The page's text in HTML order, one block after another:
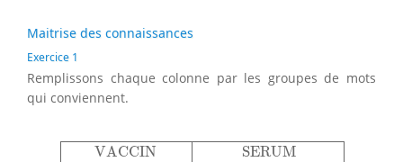
Maitrise des connaissances
Exercice 1
Remplissons chaque colonne par les groupes de mots
qui conviennent.
VACCIN
SERUM
VACCINSERUMaction spécifiqueaction spécifique